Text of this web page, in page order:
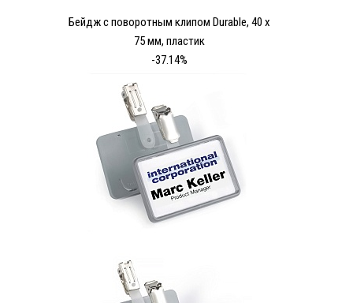
Бейдж с поворотным клипом Durable, 40 x
75 мм, пластик
-37.14%